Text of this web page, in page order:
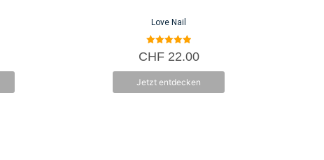
Love Nail
5.00
von 5
CHF22.00
Jetzt entdecken